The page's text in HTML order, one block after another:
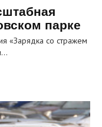
парке
«Зарядка со стражем